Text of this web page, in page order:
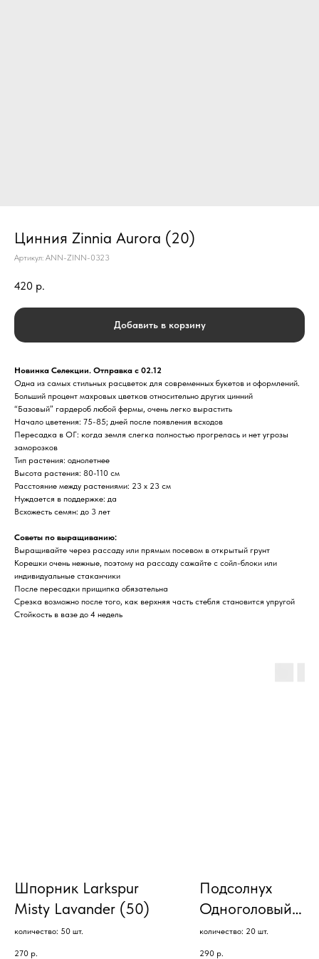
Цинния Zinnia Aurora (20)
Артикул: ANN-ZINN-0323
420 р.
Добавить в корзину
Новинка Селекции. Отправка с 02.12
Одна из самых стильных расцветок для современных букетов и оформлений.
Больший процент махровых цветков относительно других цинний
“Базовый” гардероб любой фермы, очень легко вырастить
Начало цветения: 75-85; дней после появления всходов
Пересадка в ОГ: когда земля слегка полностью прогрелась и нет угрозы
заморозков
Тип растения: однолетнее
Высота растения: 80-110 см
Расстояние между растениями: 23 х 23 см
Нуждается в поддержке: да
Всхожесть семян: до 3 лет
Советы по выращиванию:
Выращивайте через рассаду или прямым посевом в открытый грунт
Корешки очень нежные, поэтому на рассаду сажайте с сойл-блоки или
индивидуальные стаканчики
После пересадки прищипка обязательна
Срезка возможно после того, как верхняя часть стебля становится упругой
Стойкость в вазе до 4 недель
Шпорник Larkspur
Misty Lavander (50)
количество: 50 шт.
270 р.
Подсолнух
Одноголовый
Sunflower Sonja
количество: 20 шт.
290 р.